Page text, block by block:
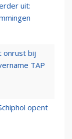
uit:
onrust bij
TAP
opent